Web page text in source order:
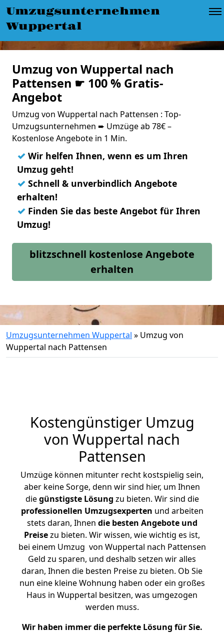
Umzugsunternehmen
Wuppertal
Umzug von Wuppertal nach
Pattensen ☛ 100 % Gratis-
Angebot
Umzug von Wuppertal nach Pattensen : Top-
Umzugsunternehmen ➨ Umzüge ab 78€ –
Kostenlose Angebote in 1 Min.
✓ Wir helfen Ihnen, wenn es um Ihren
Umzug geht!
✓ Schnell & unverbindlich Angebote
erhalten!
✓ Finden Sie das beste Angebot für Ihren
Umzug!
blitzschnell kostenlose Angebote
erhalten
Umzugsunternehmen Wuppertal » Umzug von
Wuppertal nach Pattensen
Kostengünstiger Umzug
von Wuppertal nach
Pattensen
Umzüge können mitunter recht kostspielig sein,
aber keine Sorge, denn wir sind hier, um Ihnen
diegünstigste Lösung zu bieten. Wir sind die
professionellen Umzugsexperten und arbeiten
stets daran, Ihnen die besten Angebote und
Preisezu bieten. Wir wissen, wie wichtig es ist,
bei einem Umzug von Wuppertal nach Pattensen
Geld zu sparen, und deshalb setzen wir alles
daran, Ihnen die besten Preise zu bieten. Ob Sie
nun eine kleine Wohnung haben oder ein großes
Haus in Wuppertal besitzen, was umgezogen
werden muss.
Wir haben immer die perfekte Lösung für Sie.